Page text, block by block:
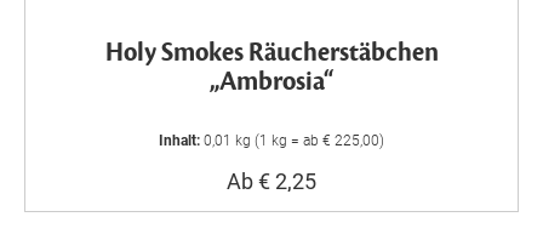
Holy Smokes Räucherstäbchen
„Ambrosia“
Inhalt: 0,01 kg (1 kg = ab € 225,00)
Ab € 2,25